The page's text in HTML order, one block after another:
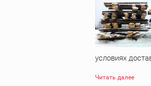
условиях
Читать далее